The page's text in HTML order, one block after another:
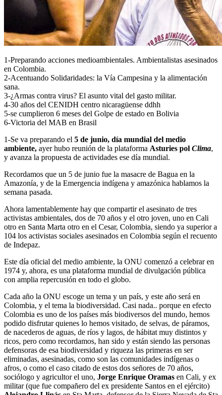
1-Preparando acciones medioambientales. Ambientalistas asesinados
en Colombia.
2-Acentuando Solidaridades: la Vía Campesina y la alimentación
sana.
3-¿Armas contra virus? El asunto vital del gasto militar.
4-30 años del CENIDH centro nicaragüense ddhh
5-se cumplieron 6 meses del Golpe de estado en Bolivia
6-Victoria del MAB en Brasil
1-Se va preparando el 5 de junio, día mundial del medio
ambiente, ayer hubo reunión de la plataforma Asturies pol Clima,
y avanza la propuesta de actividades ese día mundial.
Recordamos que un 5 de junio fue la masacre de Bagua en la
Amazonía, y de la Emergencia indígena y amazónica hablamos la
semana pasada.
Ahora lamentablemente hay que compartir el asesinato de tres
activistas ambientales, dos de 70 años y el otro joven, uno en Cali
otro en Santa Marta otro en el Cesar, Colombia, siendo ya superior a
104 los activistas sociales asesinados en Colombia según el recuento
de Indepaz.
Este día oficial del medio ambiente, la ONU comenzó a celebrar en
1974 y, ahora, es una plataforma mundial de divulgación pública
con amplia repercusión en todo el globo.
Cada año la ONU escoge un tema y un país, y este año será en
Colombia, y el tema la biodiversidad. Casi nada.. porque en efecto
Colombia es uno de los países más biodiversos del mundo, hemos
podido disfrutar quienes lo hemos visitado, de selvas, de páramos,
de nacederos de aguas, de ríos y lagos, de hábitat muy distintos y
ricos, pero como recordamos, han sido y están siendo las personas
defensoras de esa biodiversidad y riqueza las primeras en ser
eliminadas, asesinadas, como son las comunidades indígenas o
afros, o como el caso citado de estos dos señores de 70 años,
sociólogo y agricultor el uno, Jorge Enrique Oramas en Cali, y ex
militar (que fue compañero del ex presidente Santos en el ejército)